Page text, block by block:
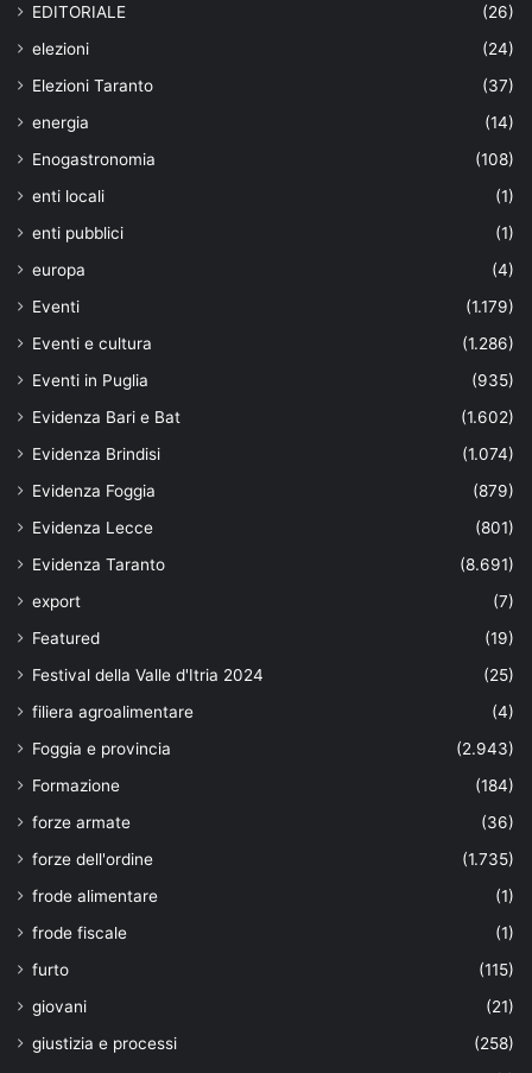
EDITORIALE
(26)
elezioni
(24)
Elezioni Taranto
(37)
energia
(14)
Enogastronomia
(108)
enti locali
(1)
enti pubblici
(1)
europa
(4)
Eventi
(1.179)
Eventi e cultura
(1.286)
Eventi in Puglia
(935)
Evidenza Bari e Bat
(1.602)
Evidenza Brindisi
(1.074)
Evidenza Foggia
(879)
Evidenza Lecce
(801)
Evidenza Taranto
(8.691)
export
(7)
Featured
(19)
Festival della Valle d'Itria 2024
(25)
filiera agroalimentare
(4)
Foggia e provincia
(2.943)
Formazione
(184)
forze armate
(36)
forze dell'ordine
(1.735)
frode alimentare
(1)
frode fiscale
(1)
furto
(115)
giovani
(21)
giustizia e processi
(258)